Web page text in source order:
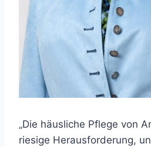
„Die häusliche Pflege von
riesige Herausforderung,